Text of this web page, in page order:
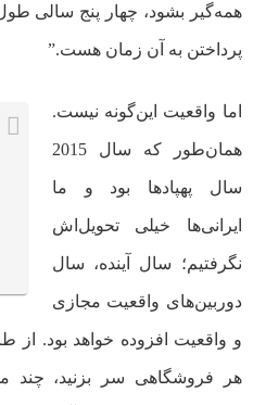
همه‌گیر بشود، چهار پنج سالی
پرداختن به آن زمان هست.”
اما واقعیت این‌گونه نیست.
همان‌طور که سال 2015
سال پهپادها بود و ما
ایرانی‌ها خیلی تحویل‌اش
نگرفتیم؛ سال آینده، سال
دوربین‌های واقعیت مجازی
و واقعیت افزوده خواهد بود.
هر فروشگاهی سر بزنید، چند